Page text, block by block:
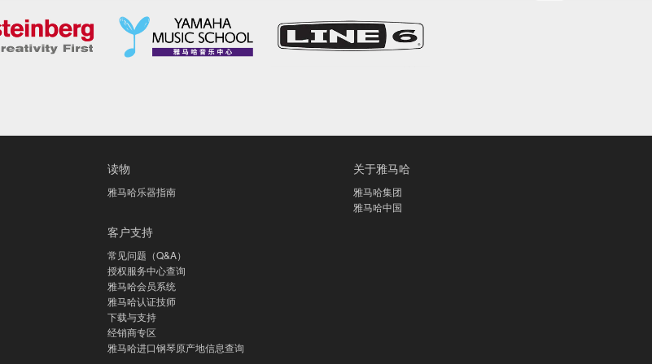
读物
雅马哈乐器指南
客户支持
常见问题（Q&A）
授权服务中心查询
雅马哈会员系统
雅马哈认证技师
下载与支持
经销商专区
雅马哈进口钢琴原产地信息查询
关于雅马哈
雅马哈集团
雅马哈中国